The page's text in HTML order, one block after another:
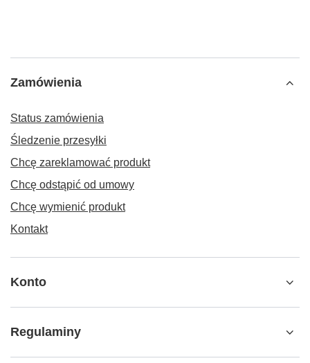
Zamówienia
Status zamówienia
Śledzenie przesyłki
Chcę zareklamować produkt
Chcę odstąpić od umowy
Chcę wymienić produkt
Kontakt
Konto
Regulaminy